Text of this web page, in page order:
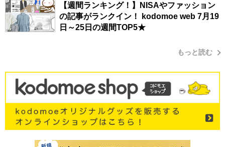
【週間ランキング！】NISAやファッション
の記事がランクイン！ kodomoe web 7月19
日～25日の週間TOP5★
もっと読む